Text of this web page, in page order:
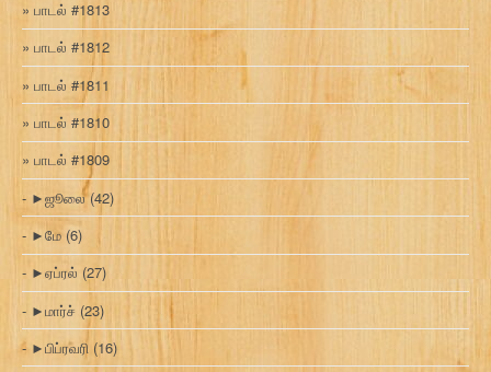
பாடல் #1813
பாடல் #1812
பாடல் #1811
பாடல் #1810
பாடல் #1809
►ஜூலை(42)
►மே (6)
►ஏப்ரல் (27)
►மார்ச் (23)
►பிப்ரவரி (16)